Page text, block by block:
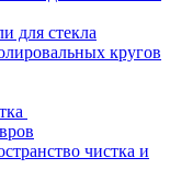
для стекла
кругов
чистка и